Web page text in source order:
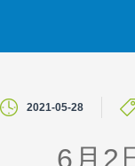
2021-05-28
6月2日